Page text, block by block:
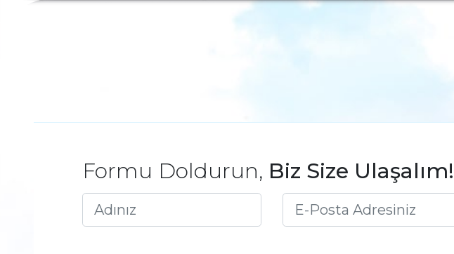
Formu Doldurun, Biz Size Ulaşalım!